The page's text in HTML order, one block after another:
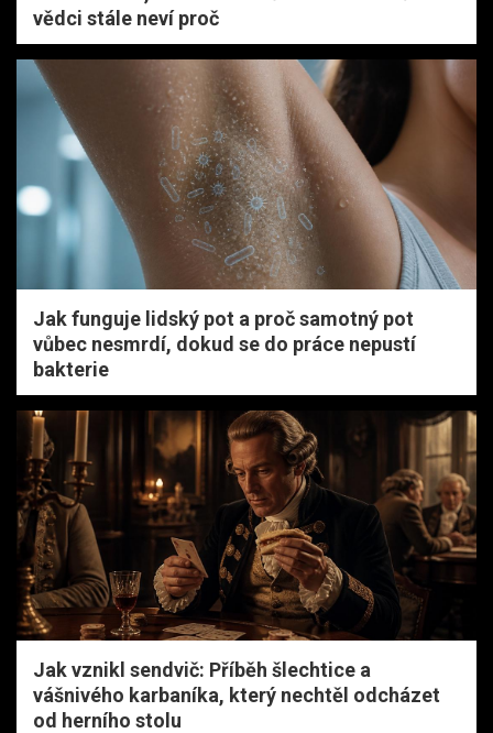
vědci stále neví proč
Jak funguje lidský pot a proč samotný pot
vůbec nesmrdí, dokud se do práce nepustí
bakterie
Jak vznikl sendvič: Příběh šlechtice a
vášnivého karbaníka, který nechtěl odcházet
od herního stolu